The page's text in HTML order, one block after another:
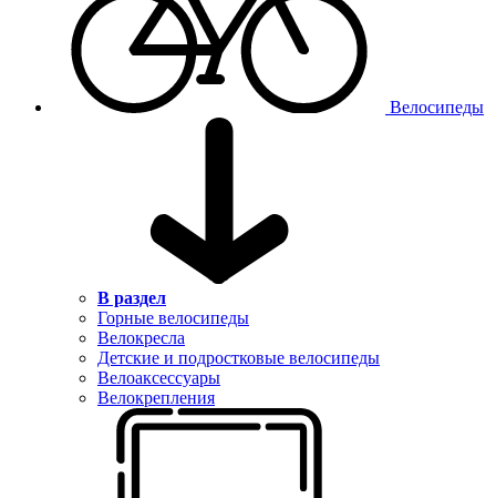
Велосипеды
В раздел
Горные велосипеды
Велокресла
Детские и подростковые велосипеды
Велоаксессуары
Велокрепления